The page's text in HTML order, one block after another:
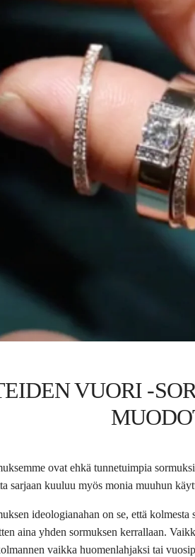
VUORI -
ovat ehkä tunnetuimpia
sarjaan kuuluu myös monia muuhun
ideologianahan on se, että
aina yhden sormuksen kerrallaan.
vaikka huomenlahjaksi tai